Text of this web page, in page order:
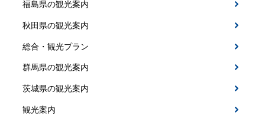
福島県の観光案内
秋田県の観光案内
総合・観光プラン
群馬県の観光案内
茨城県の観光案内
観光案内